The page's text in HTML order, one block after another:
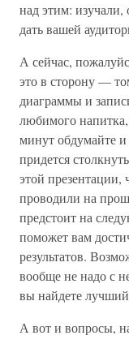
над этим:
дать вашей
А сейчас,
это в сторону —
диаграммы и
любимого
минут обдумайте
придется
этой презентации,
проводили на
предстоит на
поможет вам
результатов.
вообще не надо с
вы найдете
А вот и вопросы,